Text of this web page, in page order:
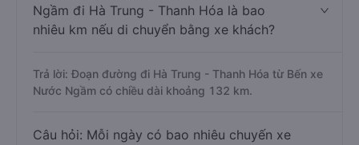
Ngầm đi Hà Trung - Thanh Hóa là bao
nhiêu km nếu di chuyển bằng xe khách?
Trả lời: Đoạn đường đi Hà Trung - Thanh Hóa từ Bến xe
Nước Ngầm có chiều dài khoảng 132 km.
Câu hỏi: Mỗi ngày có bao nhiêu chuyến xe